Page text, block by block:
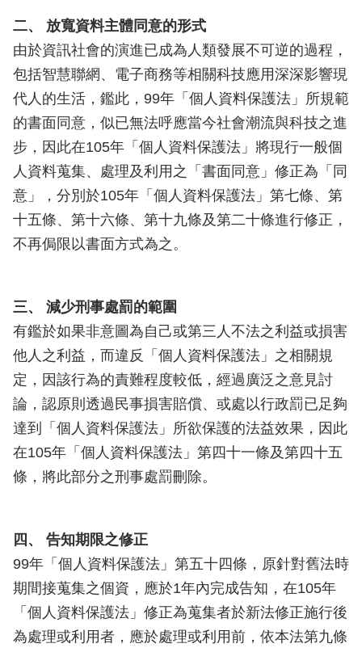
二、 放寬資料主體同意的形式
由於資訊社會的演進已成為人類發展不可逆的過程，
包括智慧聯網、電子商務等相關科技應用深深影響現
代人的生活，鑑此，99年「個人資料保護法」所規範
的書面同意，似已無法呼應當今社會潮流與科技之進
步，因此在105年「個人資料保護法」將現行一般個
人資料蒐集、處理及利用之「書面同意」修正為「同
意」，分別於105年「個人資料保護法」第七條、第
十五條、第十六條、第十九條及第二十條進行修正，
不再侷限以書面方式為之。
三、 減少刑事處罰的範圍
有鑑於如果非意圖為自己或第三人不法之利益或損害
他人之利益，而違反「個人資料保護法」之相關規
定，因該行為的責難程度較低，經過廣泛之意見討
論，認原則透過民事損害賠償、或處以行政罰已足夠
達到「個人資料保護法」所欲保護的法益效果，因此
在105年「個人資料保護法」第四十一條及第四十五
條，將此部分之刑事處罰刪除。
四、 告知期限之修正
99年「個人資料保護法」第五十四條，原針對舊法時
期間接蒐集之個資，應於1年內完成告知，在105年
「個人資料保護法」修正為蒐集者於新法修正施行後
為處理或利用者，應於處理或利用前，依本法第九條